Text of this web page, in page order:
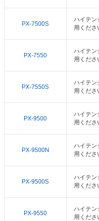
PX-7500S
ハイテン
用くださ
PX-7550
ハイテン
用くださ
PX-7550S
ハイテン
用くださ
PX-9500
ハイテン
用くださ
PX-9500N
ハイテン
用くださ
PX-9500S
ハイテン
用くださ
PX-9550
ハイテン
用くださ